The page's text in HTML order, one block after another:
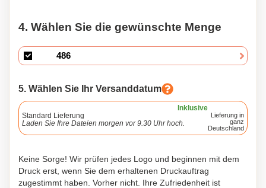
4. Wählen Sie die gewünschte Menge
5. Wählen Sie Ihr Versanddatum
Inklusive
Standard Lieferung
Laden Sie Ihre Dateien morgen vor 9.30 Uhr hoch.
Lieferung in
ganz
Deutschland
Keine Sorge! Wir prüfen jedes Logo und beginnen mit dem
Druck erst, wenn Sie dem erhaltenen Druckauftrag
zugestimmt haben. Vorher nicht. Ihre Zufriedenheit ist